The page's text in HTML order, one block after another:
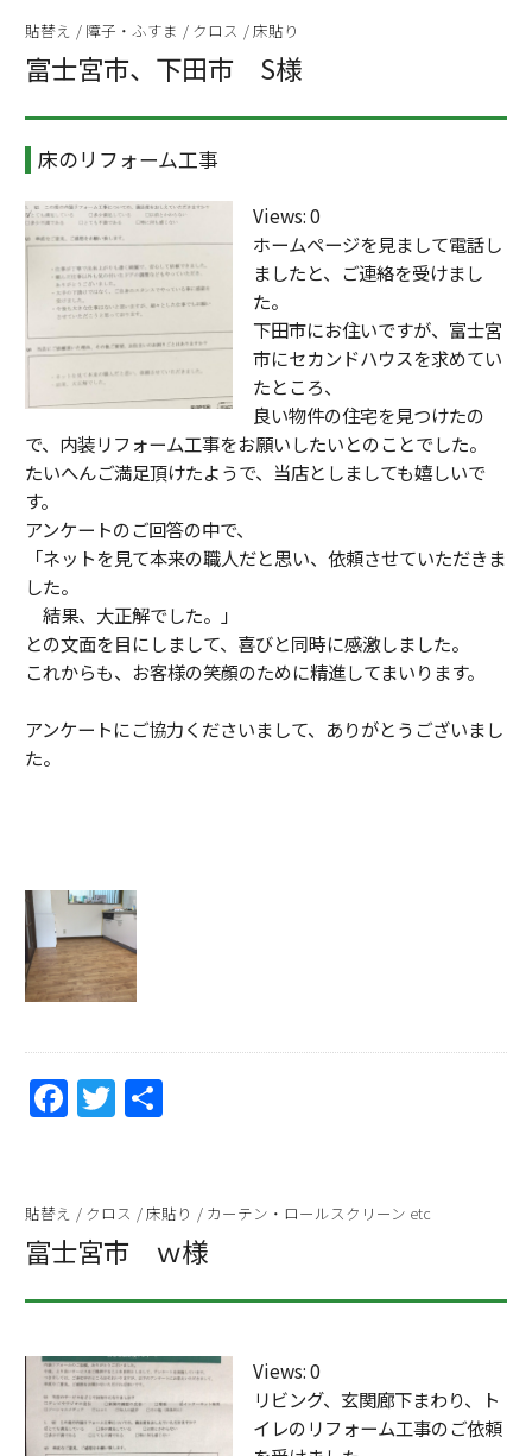
e
b
o
o
k
er
貼替え / 障子・ふすま / クロス /床貼り
富士宮市、下田市 S様
床のリフォーム工事
Views: 0
ホームページを見まして電話し
ましたと、ご連絡を受けまし
た。
下田市にお住いですが、富士宮
市にセカンドハウスを求めてい
たところ、
良い物件の住宅を見つけたの
で、内装リフォーム工事をお願いしたいとのことでした。
たいへんご満足頂けたようで、当店としましても嬉しいで
す。
アンケートのご回答の中で、
「ネットを見て本来の職人だと思い、依頼させていただきま
した。
結果、大正解でした。」
との文面を目にしまして、喜びと同時に感激しました。
これからも、お客様の笑顔のために精進してまいります。
アンケートにご協力くださいまして、ありがとうございまし
た。
F
a
e
b
o
k
T
w
er
貼替え / クロス /床貼り / カーテン・ロールスクリーン etc
富士宮市 ｗ様
Views: 0
リビング、玄関廊下まわり、ト
イレのリフォーム工事のご依頼